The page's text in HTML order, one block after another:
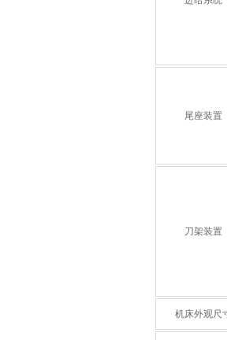
尾座装置
刀架装置
机床外观尺